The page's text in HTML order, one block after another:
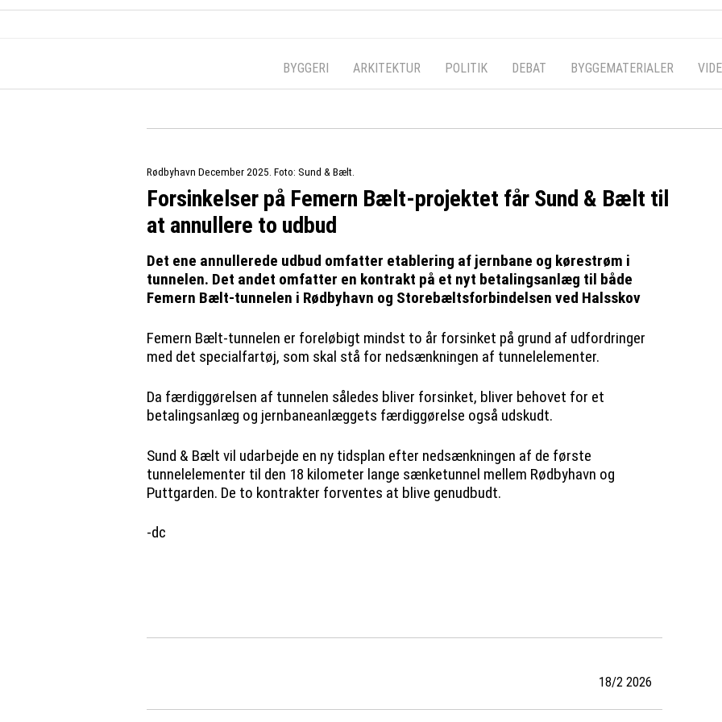
BYGGERI ARKITEKTUR POLITIK DEBAT BYGGEMATERIALER
Rødbyhavn December 2025. Foto: Sund & Bælt.
Forsinkelser på Femern Bælt-projektet får Sund & Bælt til
at annullere to udbud
Det ene annullerede udbud omfatter etablering af jernbane og kørestrøm i
tunnelen. Det andet omfatter en kontrakt på et nyt betalingsanlæg til både
Femern Bælt-tunnelen i Rødbyhavn og Storebæltsforbindelsen ved Halsskov
Femern Bælt-tunnelen er foreløbigt mindst to år forsinket på grund af udfordringer
med det specialfartøj, som skal stå for nedsænkningen af tunnelelementer.
Da færdiggørelsen af tunnelen således bliver forsinket, bliver behovet for et
betalingsanlæg og jernbaneanlæggets færdiggørelse også udskudt.
Sund & Bælt vil udarbejde en ny tidsplan efter nedsænkningen af de første
tunnelelementer til den 18 kilometer lange sænketunnel mellem Rødbyhavn og
Puttgarden. De to kontrakter forventes at blive genudbudt.
-dc
18/2 2026